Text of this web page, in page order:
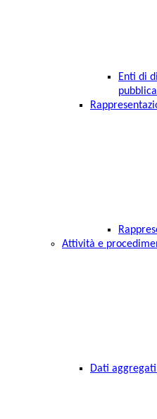
Enti di
Attività e
Dati